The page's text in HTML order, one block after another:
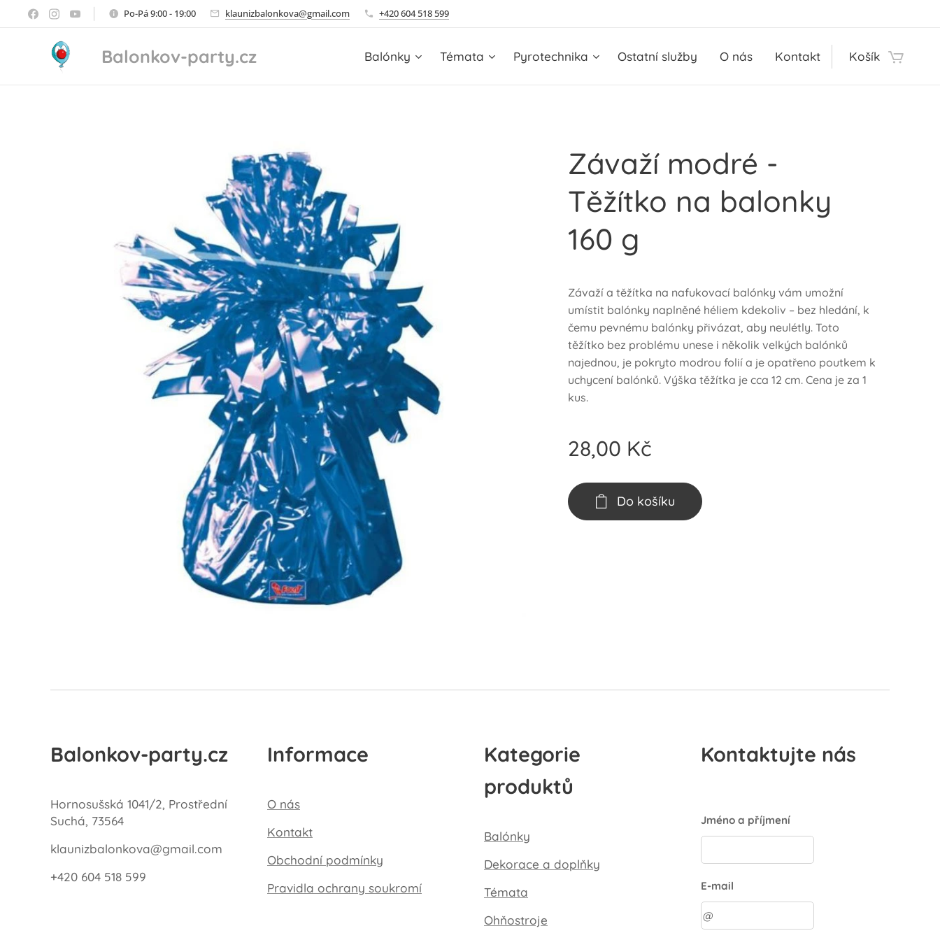
Po-Pá 9:00 - 19:00 klaunizbalonkova@gmail.com +420 604 518 599
Balonkov-party.cz Balónky Témata Pyrotechnika Ostatní služby O nás Kontakt Košík
Závaží modré -
Těžítko na balonky
160 g
Závaží a těžítka na nafukovací balónky vám umožní
umístit balónky naplněné héliem kdekoliv – bez hledání, k
čemu pevnému balónky přivázat, aby neulétly. Toto
těžítko bez problému unese i několik velkých balónků
najednou, je pokryto modrou folií a je opatřeno poutkem k
uchycení balónků. Výška těžítka je cca 12 cm. Cena je za 1
kus.
28,00 Kč
Do košíku
Balonkov-party.cz
Hornosušská 1041/2, Prostřední
Suchá, 73564
klaunizbalonkova@gmail.com
+420 604 518 599
Informace
O nás
Kontakt
Obchodní podmínky
Pravidla ochrany soukromí
Kategorie
produktů
Balónky
Dekorace a doplňky
Témata
Ohňostroje
Kontaktujte nás
Jméno a příjmení
E-mail